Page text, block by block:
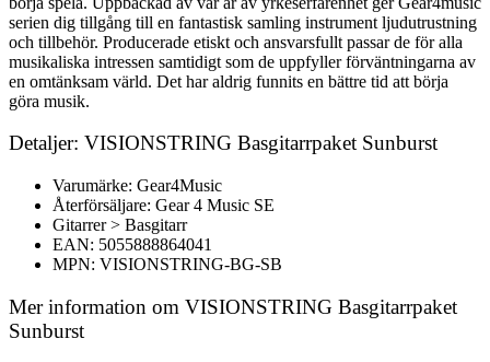
serien dig tillgång till en fantastisk samling instrument ljudutrustning
och tillbehör. Producerade etiskt och ansvarsfullt passar de för alla
musikaliska intressen samtidigt som de uppfyller förväntningarna av
en omtänksam värld. Det har aldrig funnits en bättre tid att börja
göra musik.
Detaljer: VISIONSTRING Basgitarrpaket Sunburst
Varumärke: Gear4Music
Återförsäljare: Gear 4 Music SE
Gitarrer > Basgitarr
EAN: 5055888864041
MPN: VISIONSTRING-BG-SB
Mer information om VISIONSTRING Basgitarrpaket
Sunburst